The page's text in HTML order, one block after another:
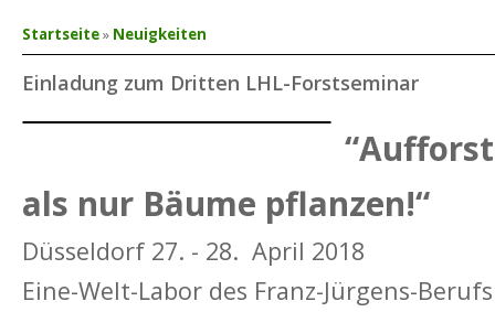
Sie sind hier
Startseite» Neuigkeiten
Einladung zum Dritten LHL-Forstseminar
als nur Bäume pflanzen!“
Düsseldorf 27. - 28. April 2018
Eine-Welt-Labor des Franz-Jürgens-